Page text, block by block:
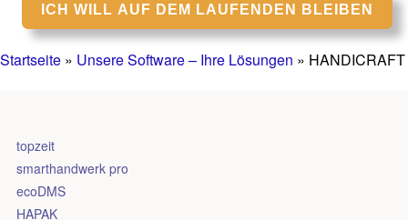
ICH WILL AUF DEM LAUFENDEN BLEIBEN
Startseite » Unsere Software – Ihre Lösungen » HANDICRAFT
topzeit
smarthandwerk pro
ecoDMS
HAPAK